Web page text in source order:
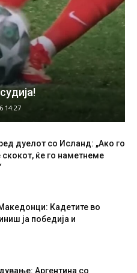
14:27
дуелот со Исланд: „Ако го
ќе го наметнеме
Кадетите во
ја победија и
Аргентина со